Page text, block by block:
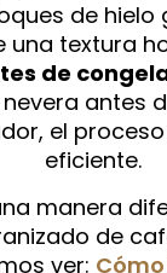
de hielo
una textura
de
antes
el
eficiente.
manera
de
ver: